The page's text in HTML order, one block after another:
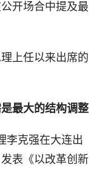
开场合中提及最
上任以来出席的
最大的结构调整
克强在大连出
表《以改革创新